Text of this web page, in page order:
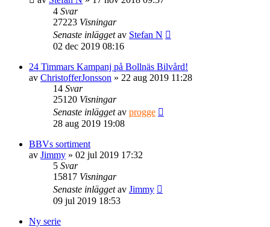
4 Svar
27223 Visningar
Senaste inläggetav Stefan N
02 dec 2019 08:16
24 Timmars Kampanj på Bollnäs Bilvård!
av ChristofferJonsson » 22 aug 2019 11:28
14 Svar
25120 Visningar
Senaste inläggetav progge
28 aug 2019 19:08
BBVs sortiment
av Jimmy » 02 jul 2019 17:32
5 Svar
15817 Visningar
Senaste inläggetav Jimmy
09 jul 2019 18:53
Ny serie